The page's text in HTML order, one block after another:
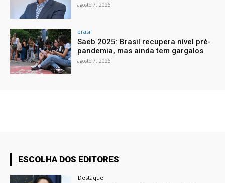
agosto 7, 2026
brasil
Saeb 2025: Brasil recupera nível pré-
pandemia, mas ainda tem gargalos
agosto 7, 2026
ESCOLHA DOS EDITORES
Destaque